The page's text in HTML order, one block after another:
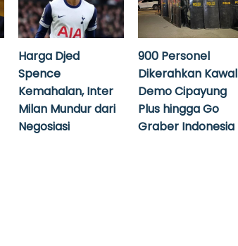
Harga Djed
Spence
Kemahalan, Inter
Milan Mundur dari
Negosiasi
900 Personel
Dikerahkan Kawal
Demo Cipayung
Plus hingga Go
Graber Indonesia